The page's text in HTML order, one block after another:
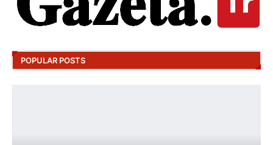
POPULAR POSTS